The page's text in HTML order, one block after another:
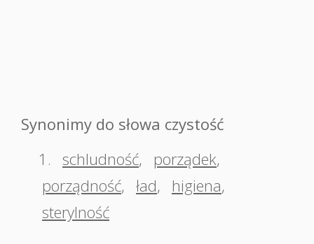
Synonimy do słowa czystość
1.
schludność, porządek,
porządność, ład, higiena,
sterylność